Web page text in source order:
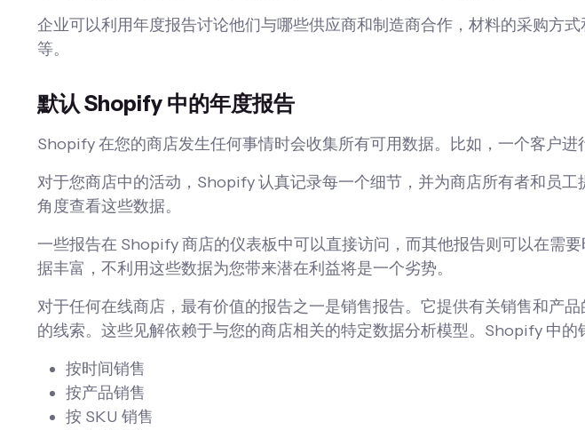
企业可以利用年度报告讨论他们与哪些供应商和制造商合作，材料的采购方
等。
默认 Shopify 中的年度报告
Shopify 在您的商店发生任何事情时会收集所有可用数据。比如，一个客户进
对于您商店中的活动，Shopify 认真记录每一个细节，并为商店所有者和员
角度查看这些数据。
一些报告在 Shopify 商店的仪表板中可以直接访问，而其他报告则可以在需
据丰富，不利用这些数据为您带来潜在利益将是一个劣势。
对于任何在线商店，最有价值的报告之一是销售报告。它提供有关销售和产
的线索。这些见解依赖于与您的商店相关的特定数据分析模型。Shopify 中的
按时间销售
按产品销售
按 SKU 销售